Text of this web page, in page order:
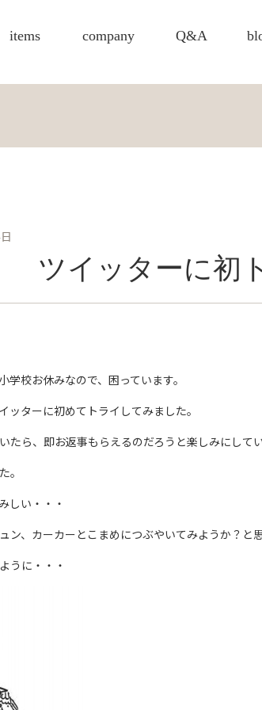
items company Q&A
ツイッターに初
学校お休みなので、困っています。
ッターに初めてトライしてみました。
たら、即お返事もらえるのだろうと楽しみにして
。
しい・・・
ン、カーカーとこまめにつぶやいてみようか？と思
うに・・・